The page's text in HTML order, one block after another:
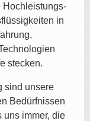
Hochleistungs-
in
stecken.
sind unsere
Bedürfnissen
uns immer, die